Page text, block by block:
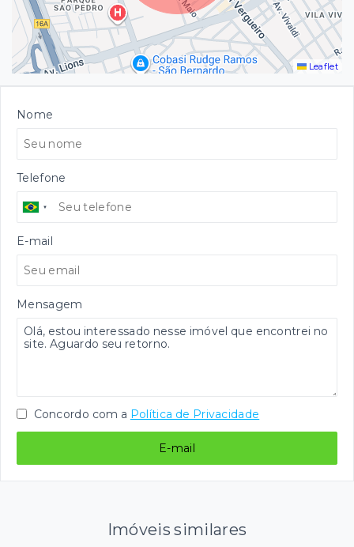
Leaflet
Nome
Telefone
E-mail
Mensagem
Concordo com a Política de Privacidade
E-mail
Imóveis similares